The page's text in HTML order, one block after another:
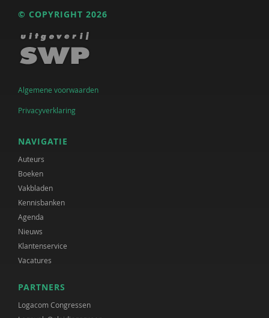
© COPYRIGHT 2026
Algemene voorwaarden
Privacyverklaring
NAVIGATIE
Auteurs
Boeken
Vakbladen
Kennisbanken
Agenda
Nieuws
Klantenservice
Vacatures
PARTNERS
Logacom Congressen